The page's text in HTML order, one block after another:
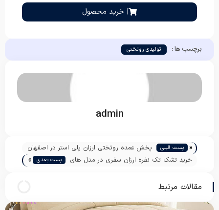
| خرید محصول
برچسب ها : تولیدی روتختی
admin
« پست قبلی
پخش عمده روتختی ارزان پلی استر در اصفهان
خرید تشک تک نفره ارزان سفری در مدل های
پست بعدی »
مقالات مرتبط